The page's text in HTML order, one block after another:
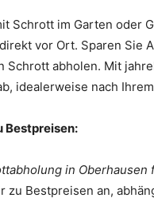
Schrott im Garten oder
vor Ort. Sparen Sie
Schrott abholen. Mit
idealerweise nach
Bestpreisen:
in Oberhausen
zu Bestpreisen an,